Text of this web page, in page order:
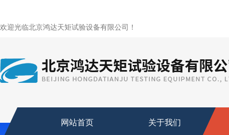
欢迎光临北京鸿达天矩试验设备有限公司！
网站首页 关于我们